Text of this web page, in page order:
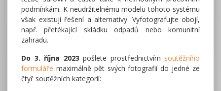
podmínkám. K neudržitelnému modelu tohoto systému
však existují řešení a alternativy. Vyfotografujte obojí,
např. přetékající skládku odpadů nebo komunitní
zahradu.
Do 3. října 2023 pošlete prostřednictvím soutěžního
formuláře maximálně pět svých fotografií do jedné ze
čtyř soutěžních kategorií: